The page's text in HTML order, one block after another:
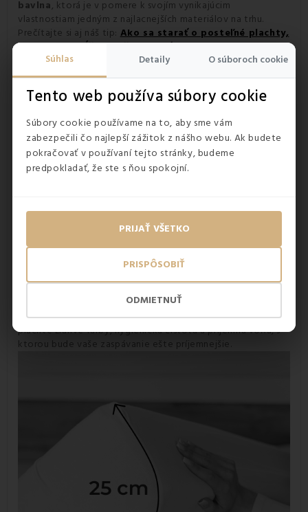
Súhlas Detaily O súboroch cookie
Tento web používa súbory cookie
Súbory cookie používame na to, aby sme vám
zabezpečili čo najlepší zážitok z nášho webu. Ak budete
pokračovať v používaní tejto stránky, budeme
predpokladať, že ste s ňou spokojní.
ODMIETNUŤ
PRISPÔSOBIŤ
PRIJAŤ VŠETKO
bavlna, ktorá je v pomere k svojím vynikajúcim
vlastnostiam jedným z najlacnejších materiálov na trhu.
Prečítajte si aj náš tip: Ako sa starať o posteľné plachty,
aby sme predĺžili ich životnosť?
Posteľná čierna plachta je vybavená
gumičkou
Pre jednoduché navliekania je súčasťou plachty
nazbieranú plachtu nebudete musieť ráno vyrovnávať.
Posteľné plachty Jersey EMInetreba žehliť. Pranie vráti
plachte žiarivé farby, hygienickú čistotu a príjemnú vôňu, s
ktorou bude vaše zaspávanie ešte príjemnejšie.